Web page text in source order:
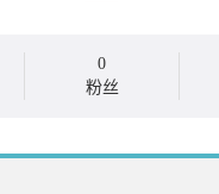
0
粉丝